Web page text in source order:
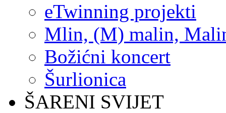
eTwinning projekti
Mlin, (M) malin,
Božićni koncert
Šurlionica
ŠARENI SVIJET